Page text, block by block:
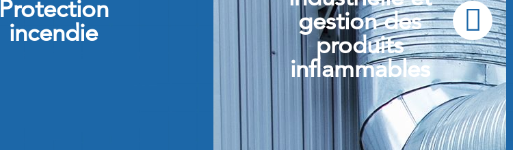
Protection
incendie
gestion des
produits
inflammables